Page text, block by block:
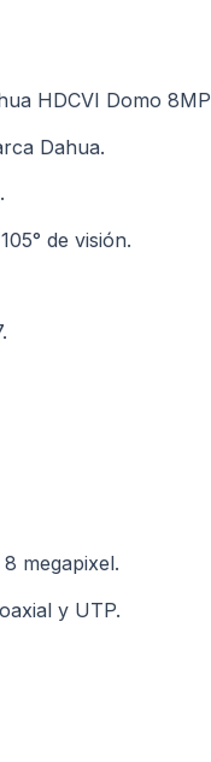
HDCVI Domo 8MP
Dahua.
de visión.
megapixel.
y UTP.